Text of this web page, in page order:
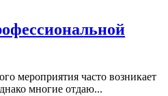
мероприятия часто возникает
многие отдаю...